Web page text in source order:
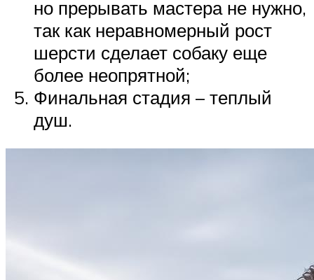
но прерывать мастера не нужно,
так как неравномерный рост
шерсти сделает собаку еще
более неопрятной;
Финальная стадия – теплый
душ.